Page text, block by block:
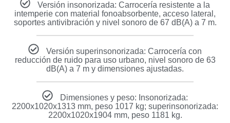
Versión insonorizada: Carrocería resistente a la
intemperie con material fonoabsorbente, acceso lateral,
soportes antivibración y nivel sonoro de 67 dB(A) a 7 m.
Versión superinsonorizada: Carrocería con
reducción de ruido para uso urbano, nivel sonoro de 63
dB(A) a 7 m y dimensiones ajustadas.
Dimensiones y peso: Insonorizada:
2200x1020x1313 mm, peso 1017 kg; superinsonorizada:
2200x1020x1904 mm, peso 1181 kg.